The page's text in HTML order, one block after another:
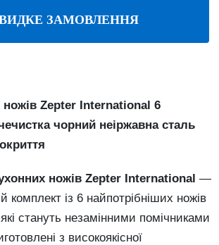
ЗАМОВЛЕННЯ
ножів Zepter International 6
чорний неіржавна сталь
ножів Zepter International —
комплект із 6 найпотрібніших ножів
стануть незамінними помічниками
з високоякісної